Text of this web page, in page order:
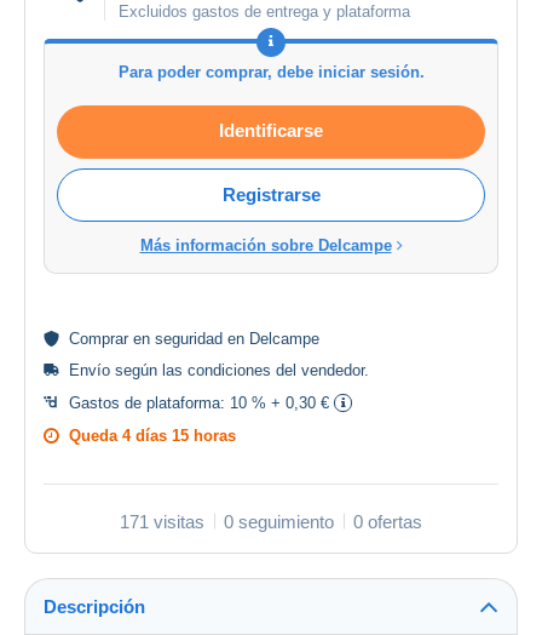
Excluidos gastos de entrega y plataforma
Para poder comprar, debe iniciar sesión.
Identificarse
Registrarse
Más información sobre Delcampe
Comprar en seguridad en Delcampe
Envío según las condiciones del vendedor.
Gastos de plataforma: 10 % + 0,30 €
Queda 4 días 15 horas
171 visitas 0 seguimiento 0 ofertas
Descripción